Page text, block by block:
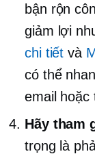
bận rộn
giảm lợi
chi tiết và
có thể
email hoặc
Hãy tham
trọng là